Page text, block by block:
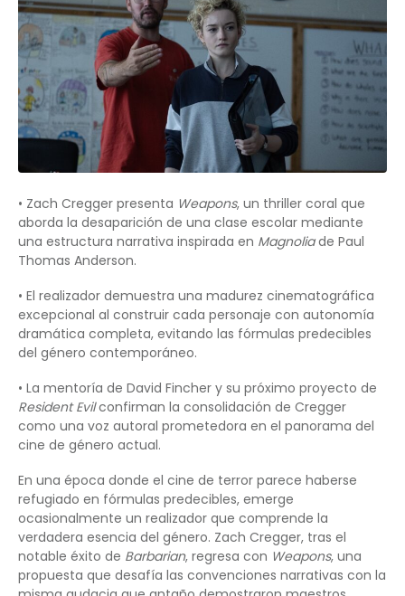
• Zach Cregger presenta Weapons, un thriller coral que
aborda la desaparición de una clase escolar mediante
una estructura narrativa inspirada en Magnoliade Paul
Thomas Anderson.
• El realizador demuestra una madurez cinematográfica
excepcional al construir cada personaje con autonomía
dramática completa, evitando las fórmulas predecibles
del género contemporáneo.
• La mentoría de David Fincher y su próximo proyecto de
Resident Evilconfirman la consolidación de Cregger
como una voz autoral prometedora en el panorama del
cine de género actual.
En una época donde el cine de terror parece haberse
refugiado en fórmulas predecibles, emerge
ocasionalmente un realizador que comprende la
verdadera esencia del género. Zach Cregger, tras el
notable éxito de Barbarian, regresa con Weapons, una
propuesta que desafía las convenciones narrativas con la